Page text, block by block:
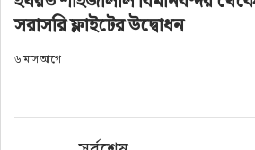
সরাসরি ফ্লাইটের উদ্বোধন
৬ মাস আগে